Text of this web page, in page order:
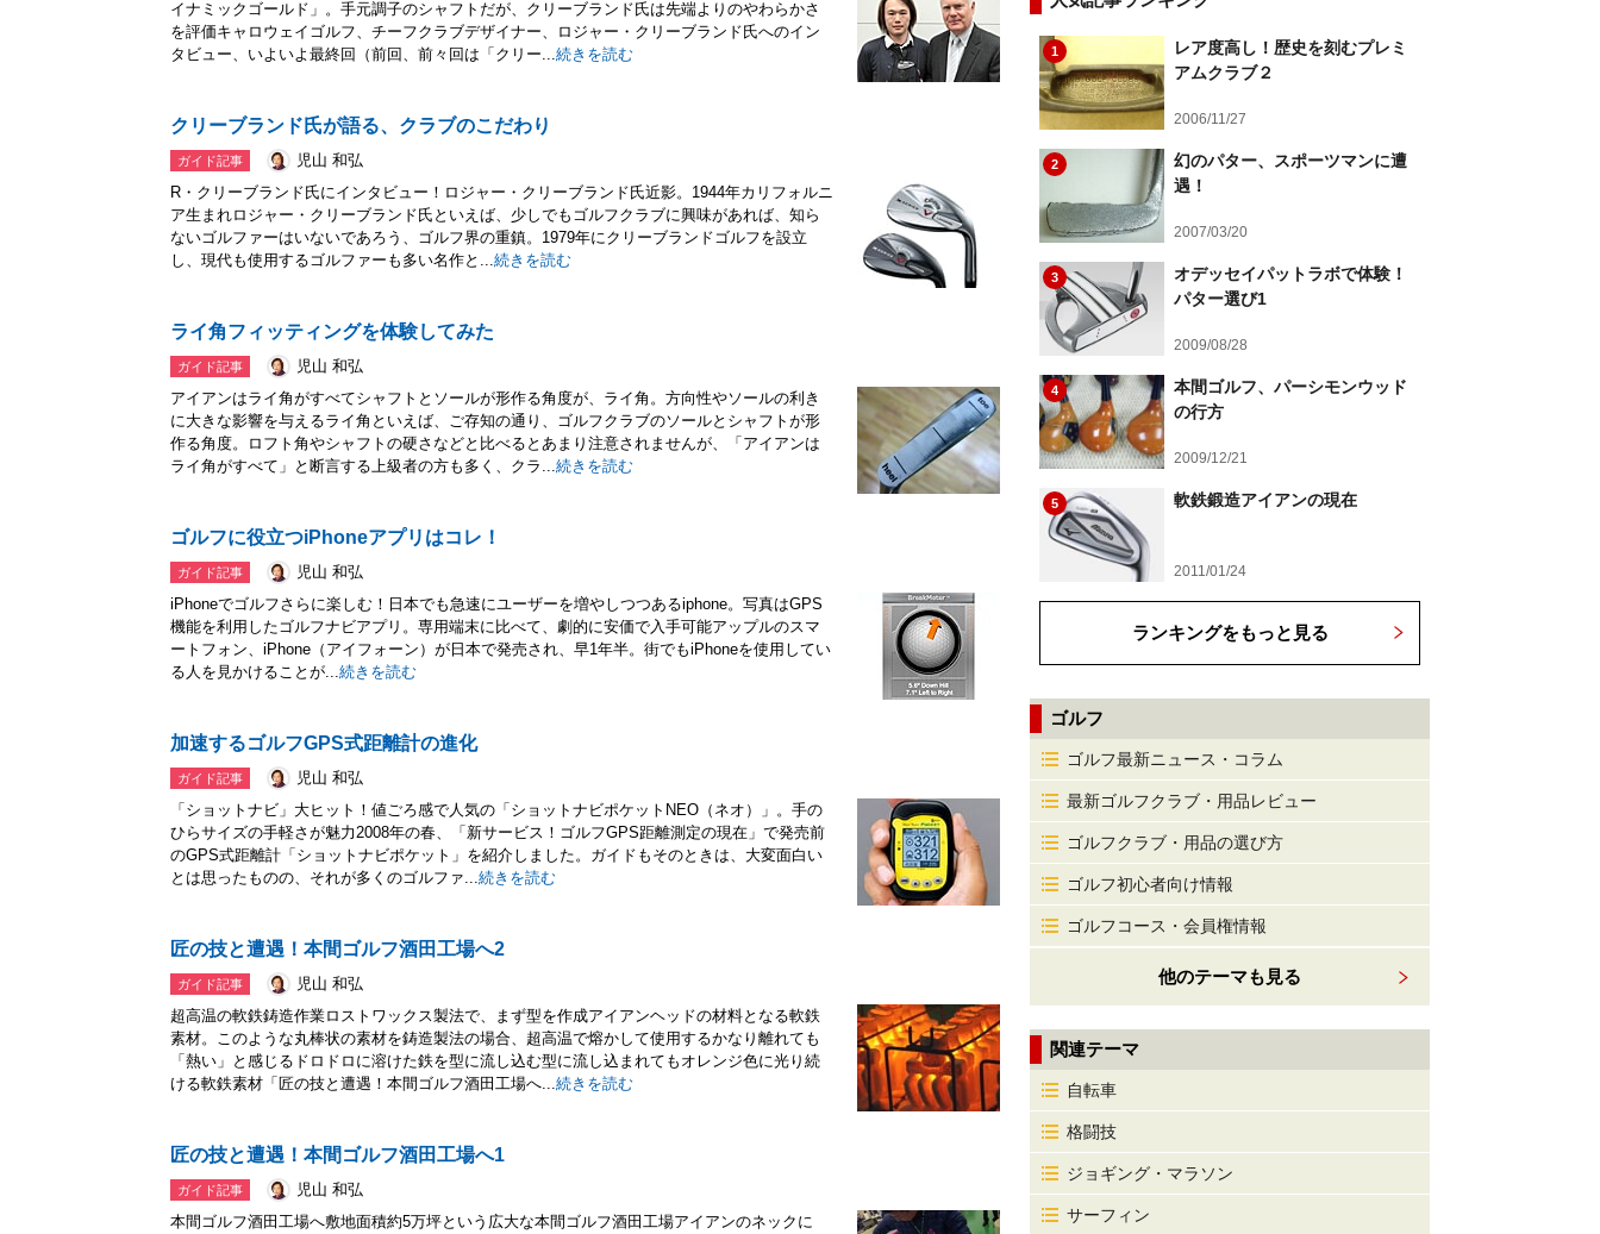
イナミックゴールド」。手元調子のシャフトだが、クリーブランド氏は先端よりのやわらかさ
を評価キャロウェイゴルフ、チーフクラブデザイナー、ロジャー・クリーブランド氏へのイン
タビュー、いよいよ最終回（前回、前々回は「クリー...続きを読む
クリーブランド氏が語る、クラブのこだわり
ガイド記事
児山 和弘
R・クリーブランド氏にインタビュー！ロジャー・クリーブランド氏近影。1944年カリフォルニ
ア生まれロジャー・クリーブランド氏といえば、少しでもゴルフクラブに興味があれば、知ら
ないゴルファーはいないであろう、ゴルフ界の重鎮。1979年にクリーブランドゴルフを設立
し、現代も使用するゴルファーも多い名作と...続きを読む
ライ角フィッティングを体験してみた
ガイド記事
児山 和弘
アイアンはライ角がすべてシャフトとソールが形作る角度が、ライ角。方向性やソールの利き
に大きな影響を与えるライ角といえば、ご存知の通り、ゴルフクラブのソールとシャフトが形
作る角度。ロフト角やシャフトの硬さなどと比べるとあまり注意されませんが、「アイアンは
ライ角がすべて」と断言する上級者の方も多く、クラ...続きを読む
ゴルフに役立つiPhoneアプリはコレ！
ガイド記事
児山 和弘
iPhoneでゴルフさらに楽しむ！日本でも急速にユーザーを増やしつつあるiphone。写真はGPS
機能を利用したゴルフナビアプリ。専用端末に比べて、劇的に安価で入手可能アップルのスマ
ートフォン、iPhone（アイフォーン）が日本で発売され、早1年半。街でもiPhoneを使用してい
る人を見かけることが...続きを読む
加速するゴルフGPS式距離計の進化
ガイド記事
児山 和弘
「ショットナビ」大ヒット！値ごろ感で人気の「ショットナビポケットNEO（ネオ）」。手の
ひらサイズの手軽さが魅力2008年の春、「新サービス！ゴルフGPS距離測定の現在」で発売前
のGPS式距離計「ショットナビポケット」を紹介しました。ガイドもそのときは、大変面白い
とは思ったものの、それが多くのゴルファ...続きを読む
匠の技と遭遇！本間ゴルフ酒田工場へ2
ガイド記事
児山 和弘
超高温の軟鉄鋳造作業ロストワックス製法で、まず型を作成アイアンヘッドの材料となる軟鉄
素材。このような丸棒状の素材を鋳造製法の場合、超高温で熔かして使用するかなり離れても
「熱い」と感じるドロドロに溶けた鉄を型に流し込む型に流し込まれてもオレンジ色に光り続
ける軟鉄素材「匠の技と遭遇！本間ゴルフ酒田工場へ...続きを読む
匠の技と遭遇！本間ゴルフ酒田工場へ1
ガイド記事
児山 和弘
本間ゴルフ酒田工場へ敷地面積約5万坪という広大な本間ゴルフ酒田工場アイアンのネックに
1
レア度高し！歴史を刻むプレミ
アムクラブ２
2006/11/27
2
幻のパター、スポーツマンに遭
遇！
2007/03/20
3
オデッセイパットラボで体験！
パター選び1
2009/08/28
4
本間ゴルフ、パーシモンウッド
の行方
2009/12/21
5 軟鉄鍛造アイアンの現在
2011/01/24
ランキングをもっと見る
ゴルフ
ゴルフ最新ニュース・コラム
最新ゴルフクラブ・用品レビュー
ゴルフクラブ・用品の選び方
ゴルフ初心者向け情報
ゴルフコース・会員権情報
他のテーマも見る
関連テーマ
自転車
格闘技
ジョギング・マラソン
サーフィン